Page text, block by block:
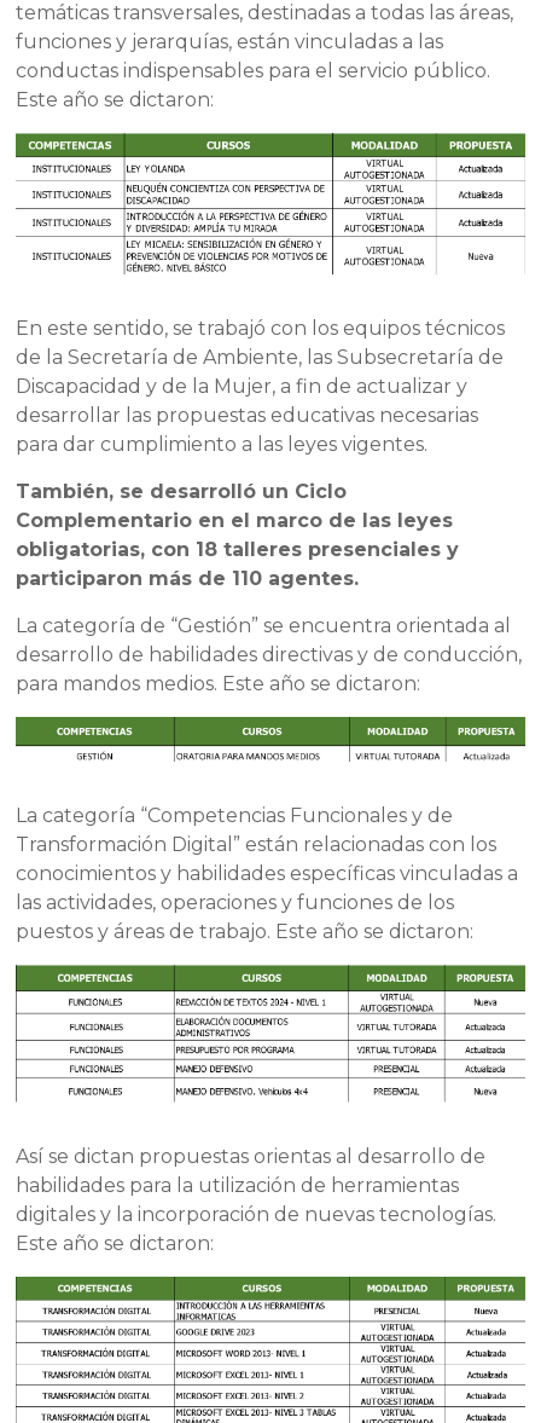
temáticas transversales, destinadas a todas las áreas,
funciones y jerarquías, están vinculadas a las
conductas indispensables para el servicio público.
Este año se dictaron:
En este sentido, se trabajó con los equipos técnicos
de la Secretaría de Ambiente, las Subsecretaría de
Discapacidad y de la Mujer, a fin de actualizar y
desarrollar las propuestas educativas necesarias
para dar cumplimiento a las leyes vigentes.
También, se desarrolló un Ciclo
Complementario en el marco de las leyes
obligatorias, con 18 talleres presenciales y
participaron más de 110 agentes.
La categoría de “Gestión” se encuentra orientada al
desarrollo de habilidades directivas y de conducción,
para mandos medios. Este año se dictaron:
La categoría “Competencias Funcionales y de
Transformación Digital” están relacionadas con los
conocimientos y habilidades específicas vinculadas a
las actividades, operaciones y funciones de los
puestos y áreas de trabajo. Este año se dictaron:
Así se dictan propuestas orientas al desarrollo de
habilidades para la utilización de herramientas
digitales y la incorporación de nuevas tecnologías.
Este año se dictaron: